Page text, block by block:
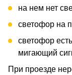
на нем нет
светофор на
светофор
мигающий
При проезде